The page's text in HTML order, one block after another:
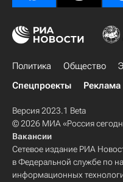
Политика Общество
Спецпроекты
Реклама
Версия 2023.1 Beta
© 2026 МИА «Россия
Вакансии
Сетевое издание РИА
в Федеральной службе по
информационных